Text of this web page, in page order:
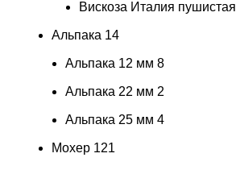
Вискоза Италия пушистая
Альпака 14
Альпака 12 мм 8
Альпака 22 мм 2
Альпака 25 мм 4
Мохер 121